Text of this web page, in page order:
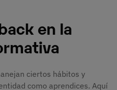
en la
ciertos hábitos y
como aprendices. Aquí